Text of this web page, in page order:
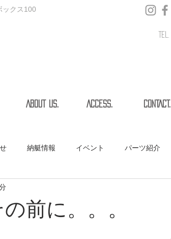
ックス100
TEL. .
ABOUT US. ACCESS. CONTACT.
納艇情報 イベント パーツ紹介
前に。。。